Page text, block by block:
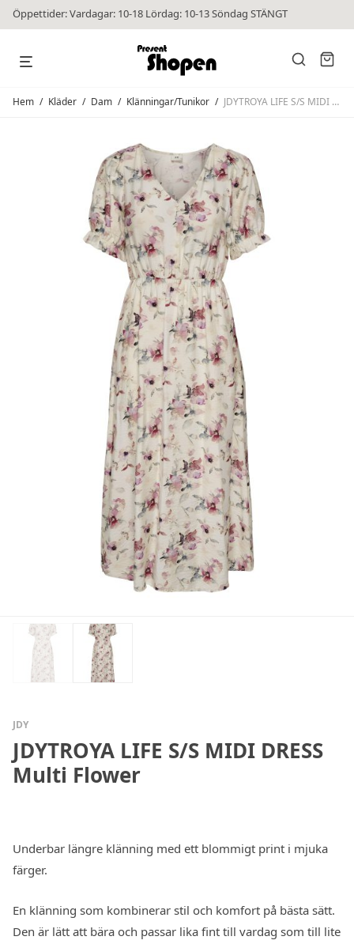
Öppettider: Vardagar: 10-18 Lördag: 10-13 Söndag STÄNGT
Hem / Kläder / Dam / Klänningar/Tunikor / JDYTROYA LIFE S/S MIDI DRESS Multi Flower
JDY
JDYTROYA LIFE S/S MIDI DRESS
Multi Flower
Underbar längre klänning med ett blommigt print i mjuka
färger.
En klänning som kombinerar stil och komfort på bästa sätt.
Den är lätt att bära och passar lika fint till vardag som till lite